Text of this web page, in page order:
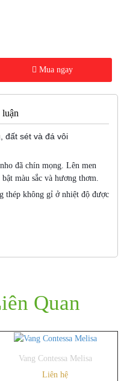
Mua ngay
đất sét và đá vôi
đã chín mọng. Lên men
màu sắc và hương thơm.
thép không gỉ ở nhiệt độ được
Quan
Vang Contessa Melisa
Liên hệ